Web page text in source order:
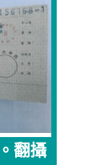
翻攝